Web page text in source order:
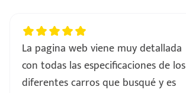
La pagina web viene muy detallada
con todas las especificaciones de los
diferentes carros que busqué y es